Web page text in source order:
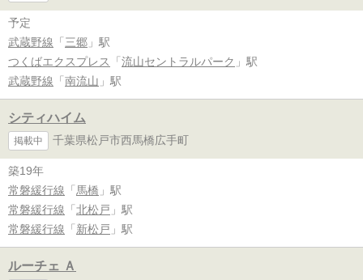
予定
武蔵野線 「 三郷 」駅
つくばエクスプレス
「 流山セントラルパーク 」駅
武蔵野線 「 南流山 」駅
シティハイム
掲載中 千葉県松戸市西馬橋広手町
築19年
常磐緩行線 「 馬橋 」駅
常磐緩行線 「 北松戸 」駅
常磐緩行線 「 新松戸 」駅
ルーチェ Ａ